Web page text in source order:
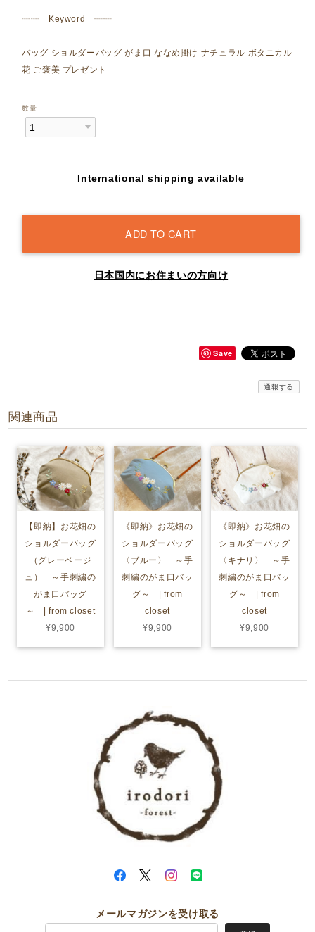
┈┈ Keyword ┈┈
バッグ ショルダーバッグ がま口 ななめ掛け ナチュラル ボタニカル
花 ご褒美 プレゼント
数量
International shipping available
ADD TO CART
日本国内にお住まいの方向け
Save
通報する
関連商品
【即納】お花畑の
ショルダーバッグ
（グレーベージ
ュ） ～手刺繍の
がま口バッグ
～ | from closet
¥9,900
《即納》お花畑の
ショルダーバッグ
〈ブルー〉 ～手
刺繍のがま口バッ
グ～ | from
closet
¥9,900
《即納》お花畑の
ショルダーバッグ
〈キナリ〉 ～手
刺繍のがま口バッ
グ～ | from
closet
¥9,900
メールマガジンを受け取る